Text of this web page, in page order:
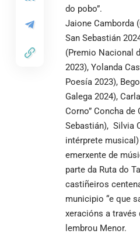
do pobo”.
Jaione Camborda
San Sebastián
(Premio Nacional
2023), Yolanda
Poesía 2023),
Galega 2024),
Corno” Concha de
Sebastián), Silvia
intérprete
emerxente de
parte da Ruta do
castiñeiros
municipio “e que
xeracións a través
lembrou Menor.